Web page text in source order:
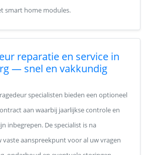
smart home modules.
reparatie en service in
— snel en vakkundig
specialisten bieden een optioneel
aan waarbij jaarlijkse controle en
inbegrepen. De specialist is na
vaste aanspreekpunt voor al uw vragen